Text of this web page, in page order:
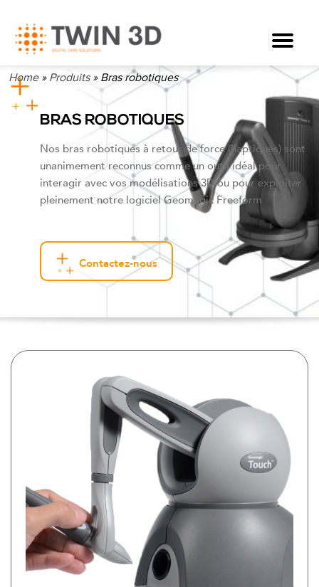
Home» Produits» Bras robotiques
BRAS ROBOTIQUES
Nos bras robotiques à retour de force (haptiques) sont
unanimement reconnus comme un outil idéal pour
interagir avec vos modélisations 3D ou pour exploiter
pleinement notre logiciel Geomagic Freeform
Contactez-nous